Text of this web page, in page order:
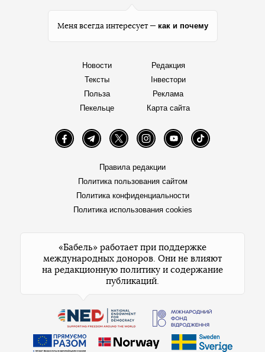
Меня всегда интересует — как и почему
Новости
Тексты
Польза
Пекельце
Редакция
Інвестори
Реклама
Карта сайта
FacebookTelegramTwitter InstagramYouTube TikTok
Правила редакции
Политика пользования сайтом
Политика конфиденциальности
Политика использования cookies
«Бабель» работает при поддержке
международных доноров. Они не влияют
на редакционную политику и содержание
публикаций.